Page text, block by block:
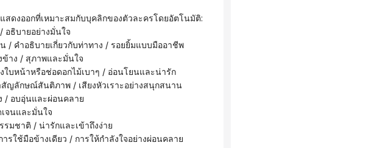
ดงออกที่เหมาะสมกับบุคลิกของตัวละครโดยอัตโนมัติ:
อธิบายอย่างมั่นใจ
/ คำอธิบายเกี่ยวกับท่าทาง / รอยยิ้มแบบมืออาชีพ
าง / สุภาพและมั่นใจ
บหน้าหรือช่อดอกไม้เบาๆ / อ่อนโยนและน่ารัก
ญลักษณ์สันติภาพ / เสียงหัวเราะอย่างสนุกสนาน
/ อบอุ่นและผ่อนคลาย
จนและมั่นใจ
มชาติ / น่ารักและเข้าถึงง่าย
ใช้มือข้างเดียว / การให้กำลังใจอย่างผ่อนคลาย